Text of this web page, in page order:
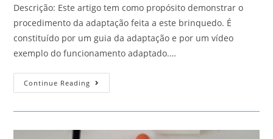
Descrição: Este artigo tem como propósito demonstrar o
procedimento da adaptação feita a este brinquedo. É
constituído por um guia da adaptação e por um vídeo
exemplo do funcionamento adaptado.…
Continue Reading Guitarra
Luminosa